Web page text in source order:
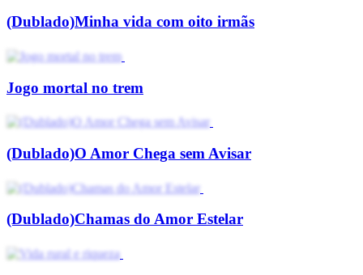
(Dublado)Minha vida com oito irmãs
Jogo mortal no trem
(Dublado)O Amor Chega sem Avisar
(Dublado)Chamas do Amor Estelar